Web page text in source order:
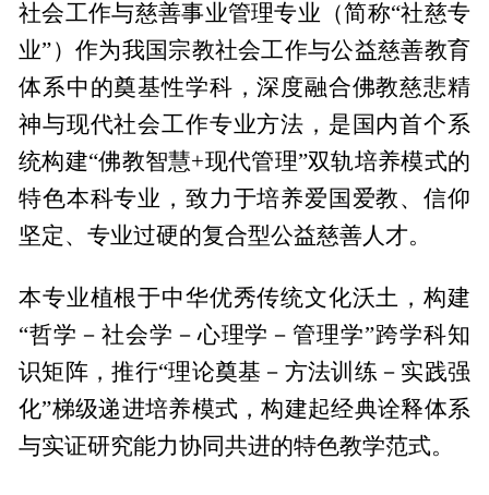
社会工作与慈善事业管理专业（简称“社慈专
业”）作为我国宗教社会工作与公益慈善教育
体系中的奠基性学科，深度融合佛教慈悲精
神与现代社会工作专业方法，是国内首个系
统构建“佛教智慧+现代管理”双轨培养模式的
特色本科专业，致力于培养爱国爱教、信仰
坚定、专业过硬的复合型公益慈善人才。
本专业植根于中华优秀传统文化沃土，构建
“哲学－社会学－心理学－管理学”跨学科知
识矩阵，推行“理论奠基－方法训练－实践强
化”梯级递进培养模式，构建起经典诠释体系
与实证研究能力协同共进的特色教学范式。